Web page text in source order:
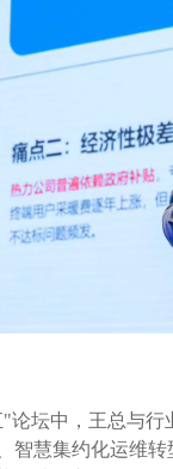
坛中，王总与
慧集约化运维